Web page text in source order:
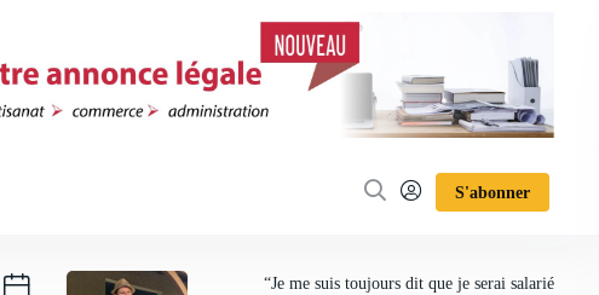
S'abonner
“Je me suis toujours dit que je serai salarié